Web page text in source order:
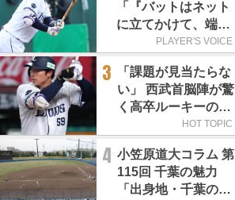
「『バットはネット
に立てかけて、端に
置くんだぞ』と栗山
だきました」／憧れ
の人からの金言
PLAYER'S VOICE
3
「課題が見当たらな
い」 西武首脳陣が驚
く高卒ルーキーの高
HOT TOPIC
4 小笠原道大コラム 第
115回 千葉の魅力
「出身地・千葉の話